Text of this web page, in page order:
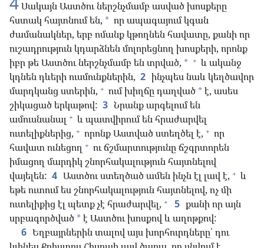
Սակայն Աստծու ներշնչմամբ ասված խոսքերը
հստակ հայտնում են, * որ ապագայում կգան
ժամանակներ, երբ ոմանք կթողնեն հավատը, քանի որ
ուշադրություն կդարձնեն մոլորեցնող խոսքերի, որոնք
իբր թե Աստծու ներշնչմամբ են տրված, * + և ականջ
կդնեն դևերի ուսմունքներին, 2 ինչպես նաև կեղծավոր
մարդկանց ստերին, + ում խիղճը դաղված *է, ասես
շիկացած երկաթով: 3 Նրանք արգելում են
ամուսնանալ + և պատվիրում են հրաժարվել
ուտելիքներից, + որոնք Աստված ստեղծել է, + որ
հավատ ունեցող + ու ճշմարտությունը ճշգրտորեն
իմացող մարդիկ շնորհակալություն հայտնելով
վայելեն: 4 Աստծու ստեղծած ամեն ինչն էլ լավ է, + և
եթե ուտում ես շնորհակալություն հայտնելով, ոչ մի
ուտելիքից էլ պետք չէ հրաժարվել, + 5 քանի որ այն
սրբագործված *է Աստծու խոսքով և աղոթքով:
6 Եղբայրներին տալով այս խորհուրդները՝ դու